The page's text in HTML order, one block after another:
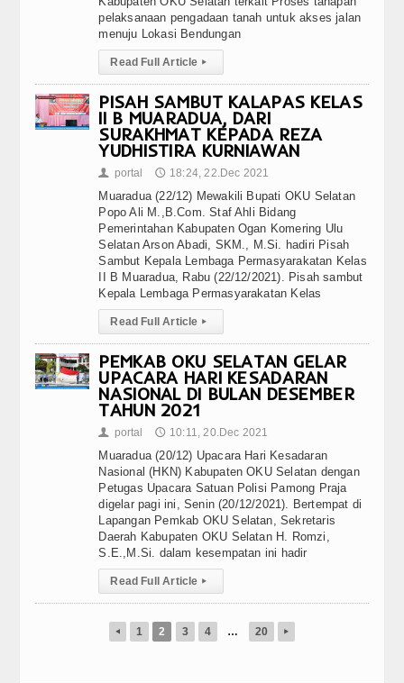
pelaksanaan pengadaan tanah untuk akses jalan
menuju Lokasi Bendungan
Read Full Article ▸
PISAH SAMBUT KALAPAS KELAS
II B MUARADUA, DARI
SURAKHMAT KEPADA REZA
YUDHISTIRA KURNIAWAN
👤 portal 🕔 18:24, 22.Dec 2021
Muaradua (22/12) Mewakili Bupati OKU Selatan
Popo Ali M.,B.Com. Staf Ahli Bidang
Pemerintahan Kabupaten Ogan Komering Ulu
Selatan Arson Abadi, SKM., M.Si. hadiri Pisah
Sambut Kepala Lembaga Permasyarakatan Kelas
II B Muaradua, Rabu (22/12/2021). Pisah sambut
Kepala Lembaga Permasyarakatan Kelas
Read Full Article ▸
PEMKAB OKU SELATAN GELAR
UPACARA HARI KESADARAN
NASIONAL DI BULAN DESEMBER
TAHUN 2021
👤 portal 🕔 10:11, 20.Dec 2021
Muaradua (20/12) Upacara Hari Kesadaran
Nasional (HKN) Kabupaten OKU Selatan dengan
Petugas Upacara Satuan Polisi Pamong Praja
digelar pagi ini, Senin (20/12/2021). Bertempat di
Lapangan Pemkab OKU Selatan, Sekretaris
Daerah Kabupaten OKU Selatan H. Romzi,
S.E.,M.Si. dalam kesempatan ini hadir
Read Full Article ▸
◂ 1 2 3 4 … 20 ▸